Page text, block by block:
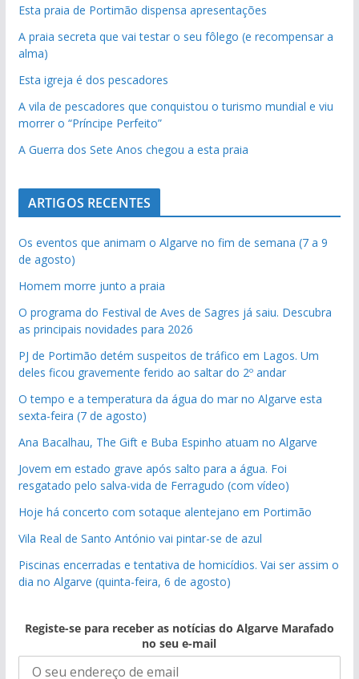
Esta praia de Portimão dispensa apresentações
A praia secreta que vai testar o seu fôlego (e recompensar a
alma)
Esta igreja é dos pescadores
A vila de pescadores que conquistou o turismo mundial e viu
morrer o “Príncipe Perfeito”
A Guerra dos Sete Anos chegou a esta praia
ARTIGOS RECENTES
Os eventos que animam o Algarve no fim de semana (7 a 9
de agosto)
Homem morre junto a praia
O programa do Festival de Aves de Sagres já saiu. Descubra
as principais novidades para 2026
PJ de Portimão detém suspeitos de tráfico em Lagos. Um
deles ficou gravemente ferido ao saltar do 2º andar
O tempo e a temperatura da água do mar no Algarve esta
sexta-feira (7 de agosto)
Ana Bacalhau, The Gift e Buba Espinho atuam no Algarve
Jovem em estado grave após salto para a água. Foi
resgatado pelo salva-vida de Ferragudo (com vídeo)
Hoje há concerto com sotaque alentejano em Portimão
Vila Real de Santo António vai pintar-se de azul
Piscinas encerradas e tentativa de homicídios. Vai ser assim o
dia no Algarve (quinta-feira, 6 de agosto)
Registe-se para receber as notícias do Algarve Marafado
no seu e-mail